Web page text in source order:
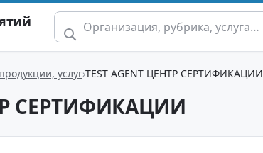
услуг TEST AGENT ЦЕНТР СЕРТИФИКАЦИИ
СЕРТИФИКАЦИИ